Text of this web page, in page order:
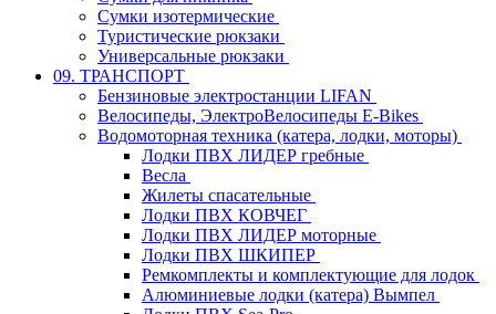
Сумки изотермические
Туристические рюкзаки
Универсальные рюкзаки
09. ТРАНСПОРТ
Бензиновые электростанции LIFAN
Велосипеды, ЭлектроВелосипеды E-Bikes
Водомоторная техника (катера, лодки, моторы)
Лодки ПВХ ЛИДЕР гребные
Весла
Жилеты спасательные
Лодки ПВХ КОВЧЕГ
Лодки ПВХ ЛИДЕР моторные
Лодки ПВХ ШКИПЕР
Ремкомплекты и комплектующие для лодок
Алюминиевые лодки (катера) Вымпел